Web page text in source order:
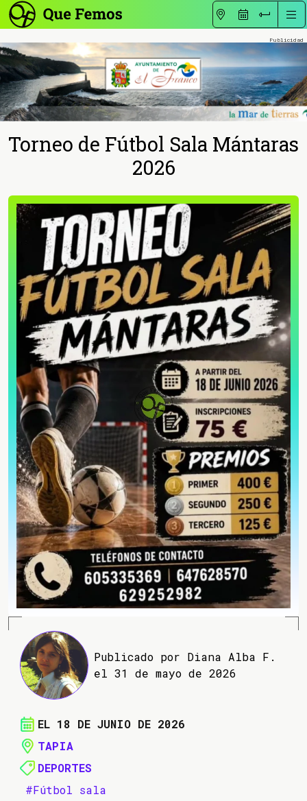
Torneo de Fútbol Sala Mántaras
2026
Publicado por Diana Alba F.
el 31 de mayo de 2026
EL 18 DE JUNIO DE 2026
TAPIA
DEPORTES
#Fútbol sala